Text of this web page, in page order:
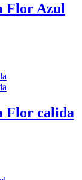
Flor Azul
Flor calida